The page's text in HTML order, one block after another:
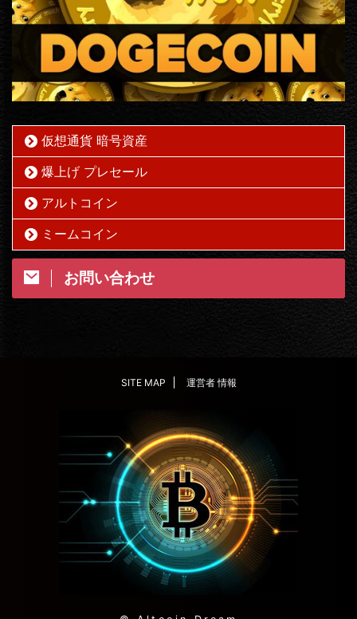
仮想通貨 暗号資産
爆上げ プレセール
アルトコイン
ミームコイン
お問い合わせ
SITE MAP 運営者 情報